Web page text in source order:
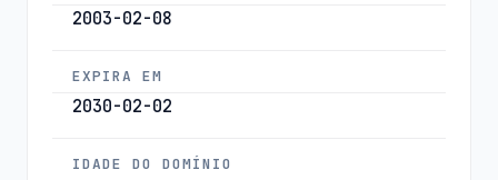
2003-02-08
EXPIRA EM
2030-02-02
IDADE DO DOMÍNIO